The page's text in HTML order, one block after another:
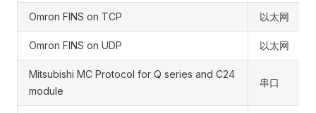
Omron FINS on TCP 以太网
Omron FINS on UDP 以太网
Mitsubishi MC Protocol for Q series and C24
module
串口